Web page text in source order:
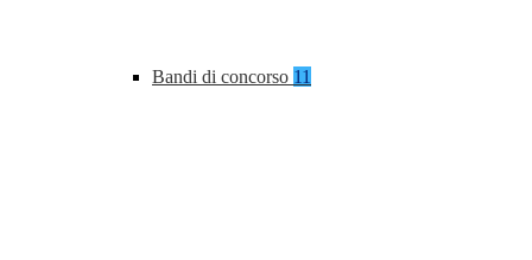
Bandi di concorso 11